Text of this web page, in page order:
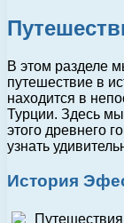
В этом разделе
путешествие в
находится в
Турции. Здесь
этого древнего
узнать
История